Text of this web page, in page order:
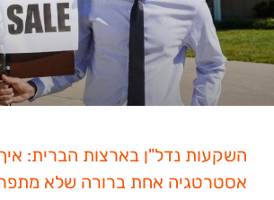
השקעות נדל"ן בארצות הברית:
אסטרטגיה אחת ברורה שלא